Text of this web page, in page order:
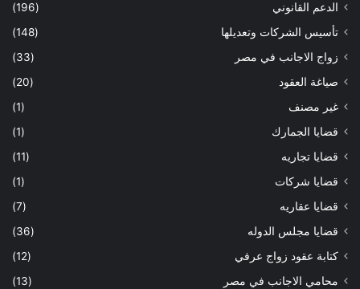
الدعم القانوني
(196)
تأسيس الشركات وتعديلها
(148)
زواج الاجانب في مصر
(33)
صياغة العقود
(20)
غير مصنف
(1)
قضايا الجمارك
(1)
قضايا تجاريه
(11)
قضايا شركات
(1)
قضايا عقاريه
(7)
قضايا مجلس الدوله
(36)
كتابة عقود زواج عرفي
(12)
محامي الاجانب في مصر
(13)